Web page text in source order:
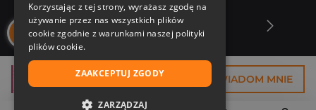
37,43 zł POWIADOM MNIE
Nasi autorzy
Korzystając z tej strony, wyrażasz zgodę na
używanie przez nas wszystkich plików
cookie zgodnie z warunkami naszej polityki
plików cookie.
ZAAKCEPTUJ ZGODY
ZARZĄDZAJ